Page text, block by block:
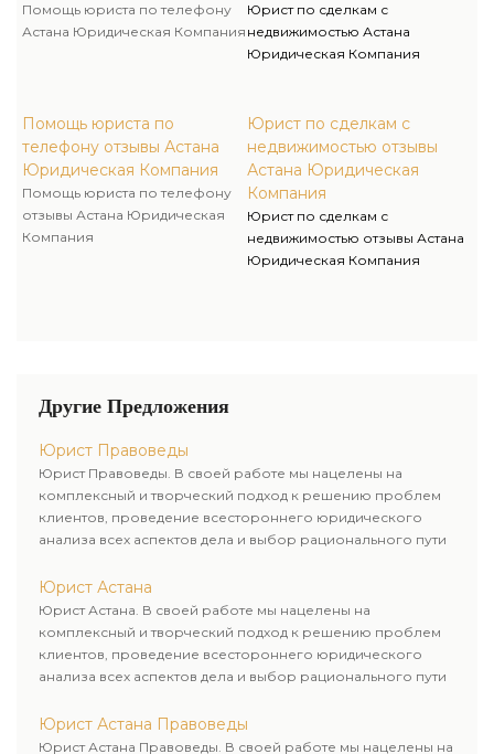
Помощь юриста по телефону
Астана Юридическая Компания
Помощь юриста по
телефону отзывы Астана
Юридическая Компания
Помощь юриста по телефону
отзывы Астана Юридическая
Компания
Юрист по сделкам с
недвижимостью Астана
Юридическая Компания
Юрист по сделкам с
недвижимостью отзывы
Астана Юридическая
Компания
Юрист по сделкам с
недвижимостью отзывы Астана
Юридическая Компания
Другие Предложения
Юрист Правоведы
Юрист Правоведы. В своей работе мы нацелены на
комплексный и творческий подход к решению проблем
клиентов, проведение всестороннего юридического
анализа всех аспектов дела и выбор рационального пути
Юрист Астана
Юрист Астана. В своей работе мы нацелены на
комплексный и творческий подход к решению проблем
клиентов, проведение всестороннего юридического
анализа всех аспектов дела и выбор рационального пути
Юрист Астана Правоведы
Юрист Астана Правоведы. В своей работе мы нацелены на